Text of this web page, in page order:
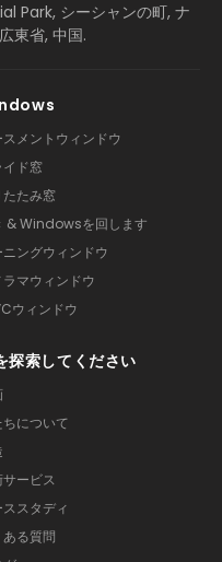
Park, シーシャンの町, ナ
東省, 中国.
メントウィンドウ
イド窓
たたみ窓
& Windowsを回します
ニングウィンドウ
マウィンドウ
ウィンドウ
探索してください
について
ービス
スタディ
ある質問